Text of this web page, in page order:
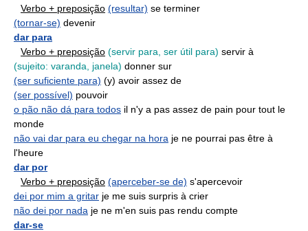
Verbo + preposição (resultar) se terminer
(tornar-se) devenir
dar para
Verbo + preposição (servir para, ser útil para) servir à
(sujeito: varanda, janela) donner sur
(ser suficiente para) (y) avoir assez de
(ser possível) pouvoir
o pão não dá para todos il n'y a pas assez de pain pour tout le
monde
não vai dar para eu chegar na hora je ne pourrai pas être à
l'heure
dar por
Verbo + preposição (aperceber-se de) s'apercevoir
dei por mim a gritar je me suis surpris à crier
não dei por nada je ne m'en suis pas rendu compte
dar-se